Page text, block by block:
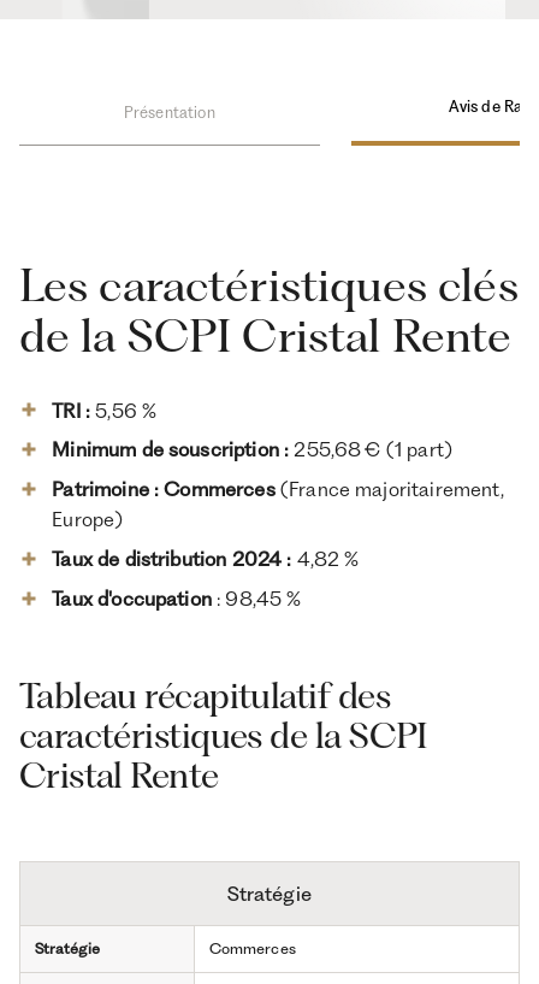
Présentation Avis de
Les caractéristiques clés
de la SCPI Cristal Rente
TRI :5,56 %
Minimum de souscription :255,68 € (1 part)
Patrimoine : Commerces (France majoritairement,
Europe)
Taux de distribution 2024 : 4,82 %
Taux d'occupation: 98,45 %
Tableau récapitulatif des
caractéristiques de la SCPI
Cristal Rente
Stratégie
Stratégie Commerces